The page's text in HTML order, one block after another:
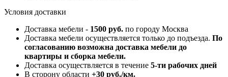
Условия доставки
Доставка мебели - 1500 руб. по городу Москва
Доставка мебели осуществляется только до подъезда. По
согласованию возможна доставка мебели до
квартиры и сборка мебели.
Доставка осуществляется в течение 5-ти рабочих дней
В сторону области +30 руб./км.